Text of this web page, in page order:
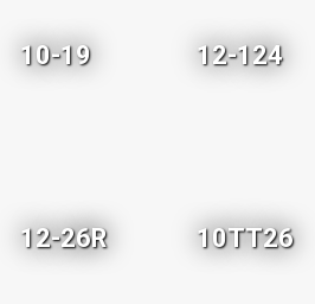
10-19 12-124
12-26R 10TT26